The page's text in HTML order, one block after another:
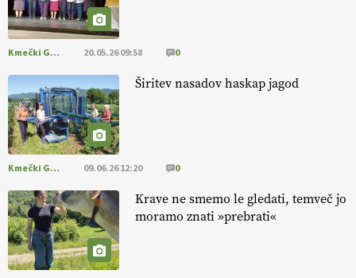
Ekološka reja kokoši skrbi za živali
, okolje
in kakovostna jajca . VEČ
https://t.co/PX49GVsP1M
@EUAgri #IMCAP #CAP https://t.co/a1xatzEeid
Kmečki Glas 20.05.26 09:58 0
Širitev nasadov haskap jagod
Kmečki Glas 09.06.26 12:20 0
Krave ne smemo le gledati, temveč jo
moramo znati »prebrati«